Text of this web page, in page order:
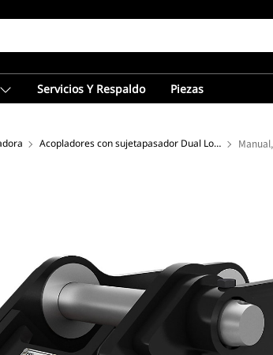
Servicios Y Respaldo Piezas
Acopladores con sujetapasador Dual Lock™ para miniexcavadoras